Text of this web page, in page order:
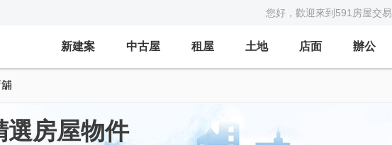
您好，歡迎來到591房屋交易
新建案 中古屋 租屋 土地 店面 辦公
選房屋物件